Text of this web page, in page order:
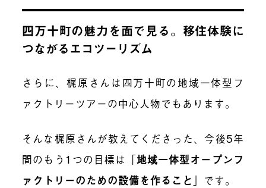
四万十町の魅力を面で見る。移住体験に
つながるエコツーリズム
さらに、梶原さんは四万十町の地域一体型フ
ァクトリーツアーの中心人物でもあります。
そんな梶原さんが教えてくださった、今後5年
間のもう1つの目標は「地域一体型オープンフ
ァクトリーのための設備を作ること 」です。